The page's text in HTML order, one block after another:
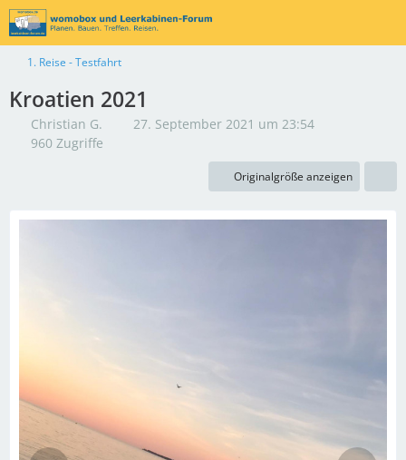
1. Reise - Testfahrt
Kroatien 2021
Christian G.
27. September 2021 um 23:54
960 Zugriffe
Originalgröße anzeigen